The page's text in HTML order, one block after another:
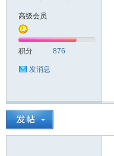
高级会员
积分 876
发消息